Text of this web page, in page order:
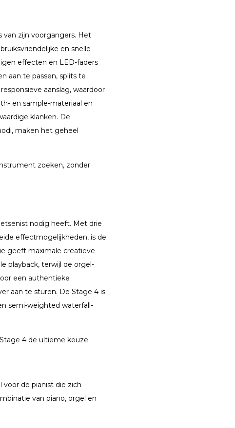
van zijn voorgangers. Het
en snelle
effecten en LED-faders
aan te passen, splits te
aanslag, waardoor
en sample-materiaal en
klanken. De
maken het geheel
zoeken, zonder
nodig heeft. Met drie
effectmogelijkheden, is de
geeft maximale creatieve
playback, terwijl de orgel-
een authentieke
aan te sturen. De Stage 4 is
semi-weighted waterfall-
4 de ultieme keuze.
de pianist die zich
van piano, orgel en